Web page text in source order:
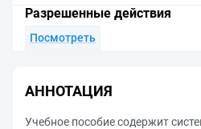
Разрешенные действия
Посмотреть
АННОТАЦИЯ
Учебное пособие содержит